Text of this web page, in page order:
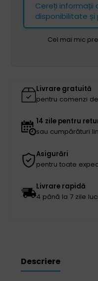
Cereți informații
disponibilitate și
Cel mai mic
Livrare gratuită
pentru comenzi
14 zile pentru
sau cumpărături
Asigurări
pentru toate
Livrare rapidă
4 până la 7 zile
Descriere